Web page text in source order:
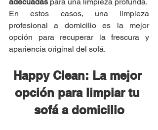
En estos casos, una limpieza
profesional a domicilio es la mejor
opción para recuperar la frescura y
apariencia original del sofá.
Happy Clean: La mejor
opción para limpiar tu
sofá a domicilio